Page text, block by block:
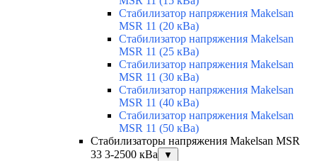
Стабилизатор напряжения Makelsan
MSR 11 (20 кВа)
Стабилизатор напряжения Makelsan
MSR 11 (25 кВа)
Стабилизатор напряжения Makelsan
MSR 11 (30 кВа)
Стабилизатор напряжения Makelsan
MSR 11 (40 кВа)
Стабилизатор напряжения Makelsan
MSR 11 (50 кВа)
Стабилизаторы напряжения Makelsan MSR
33 3-2500 кВа
▼